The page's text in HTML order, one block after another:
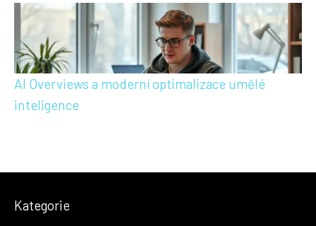
AI Overviews a moderní optimalizace umělé
inteligence
Kategorie